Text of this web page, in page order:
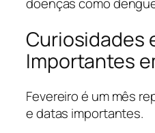
Curiosidades
Importantes
Fevereiro é um mês
e datas importantes.